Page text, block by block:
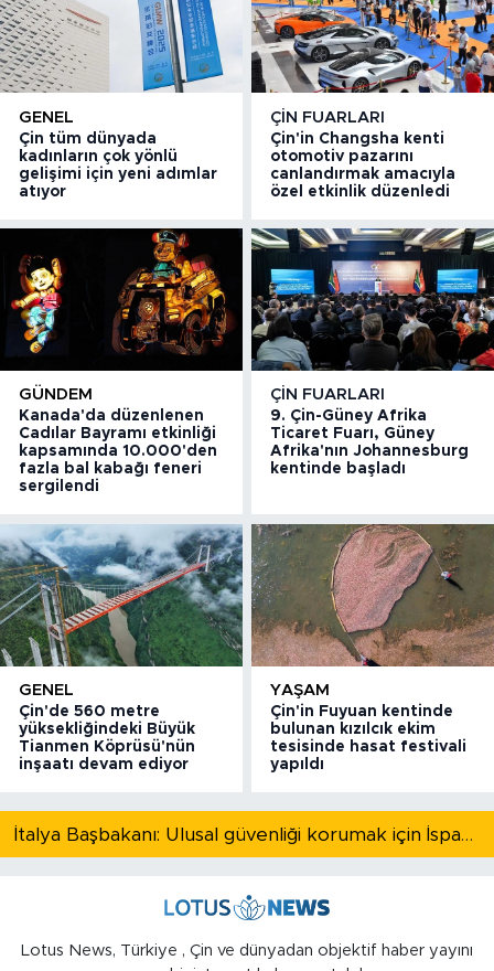
GENEL
Çin tüm dünyada
kadınların çok yönlü
gelişimi için yeni adımlar
atıyor
ÇIN FUARLARI
Çin'in Changsha kenti
otomotiv pazarını
canlandırmak amacıyla
özel etkinlik düzenledi
GÜNDEM
Kanada'da düzenlenen
Cadılar Bayramı etkinliği
kapsamında 10.000'den
fazla bal kabağı feneri
sergilendi
ÇIN FUARLARI
9. Çin-Güney Afrika
Ticaret Fuarı, Güney
Afrika'nın Johannesburg
kentinde başladı
GENEL
Çin'de 560 metre
yüksekliğindeki Büyük
Tianmen Köprüsü'nün
inşaatı devam ediyor
YAŞAM
Çin'in Fuyuan kentinde
bulunan kızılcık ekim
tesisinde hasat festivali
yapıldı
İtalya Başbakanı: Ulusal güvenliği korumak için İspanya ile Schengen kapsamındaki serbest dolaşımı askıya alıyoruz
Lotus News, Türkiye , Çin ve dünyadan objektif haber yayını